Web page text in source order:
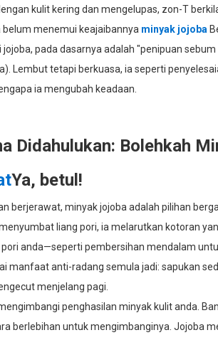
kulit kering dan mengelupas, zon-T
menemui keajaibannya minyak jojoba
pada dasarnya adalah "penipuan
Lembut tetapi berkuasa, ia seperti
ia mengubah keadaan.
Didahulukan: Bolehkah
Ya, betul!
berjerawat, minyak jojoba adalah pilihan
liang pori, ia melarutkan kotoran
anda—seperti pembersihan mendalam
manfaat anti-radang semula jadi: sapukan
menjelang pagi.
penghasilan minyak kulit anda.
berlebihan untuk mengimbanginya. Jojoba